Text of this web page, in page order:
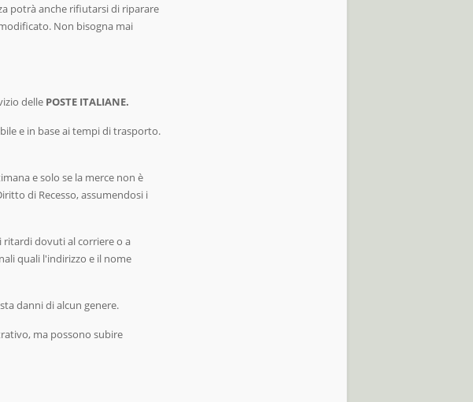
potrà anche rifiutarsi di riparare
Non bisogna mai
delle POSTE ITALIANE.
e in base ai tempi di trasporto.
e solo se la merce non è
di Recesso, assumendosi i
ritardi dovuti al corriere o a
quali l'indirizzo e il nome
danni di alcun genere.
ma possono subire